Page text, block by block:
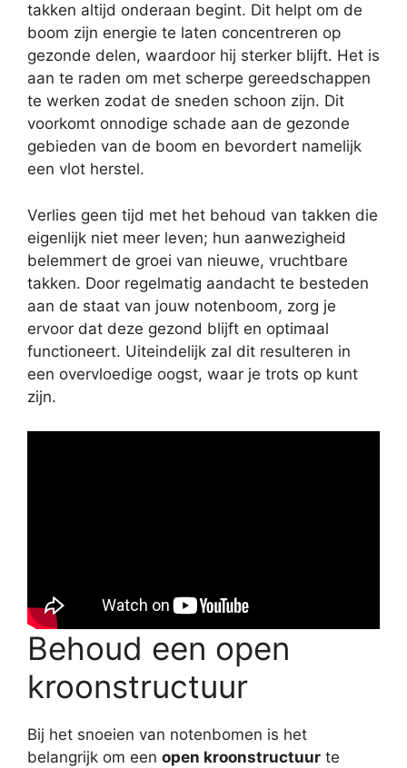
takken altijd onderaan begint. Dit helpt om de
boom zijn energie te laten concentreren op
gezonde delen, waardoor hij sterker blijft. Het is
aan te raden om met scherpe gereedschappen
te werken zodat de sneden schoon zijn. Dit
voorkomt onnodige schade aan de gezonde
gebieden van de boom en bevordert namelijk
een vlot herstel.
Verlies geen tijd met het behoud van takken die
eigenlijk niet meer leven; hun aanwezigheid
belemmert de groei van nieuwe, vruchtbare
takken. Door regelmatig aandacht te besteden
aan de staat van jouw notenboom, zorg je
ervoor dat deze gezond blijft en optimaal
functioneert. Uiteindelijk zal dit resulteren in
een overvloedige oogst, waar je trots op kunt
zijn.
Behoud een open
kroonstructuur
Bij het snoeien van notenbomen is het
belangrijk om een open kroonstructuur te